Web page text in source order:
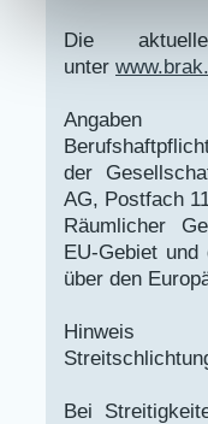
Die
unter
der
AG, Postfach
Räumlicher
EU-Gebiet und
über den
Hinweis
Bei